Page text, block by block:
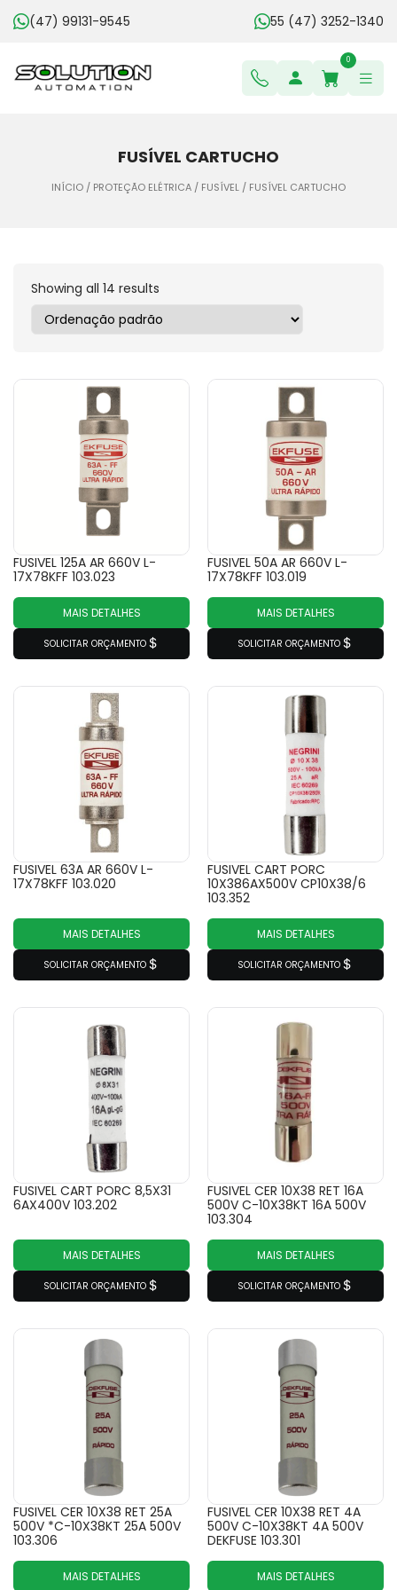
(47) 99131-9545 55 (47) 3252-1340
0
FUSÍVEL CARTUCHO
INÍCIO / PROTEÇÃO ELÉTRICA / FUSÍVEL / FUSÍVEL CARTUCHO
Showing all 14 results
FUSIVEL 125A AR 660V L-
17X78KFF 103.023
MAIS DETALHES
SOLICITAR ORÇAMENTO
FUSIVEL 50A AR 660V L-
17X78KFF 103.019
MAIS DETALHES
SOLICITAR ORÇAMENTO
FUSIVEL 63A AR 660V L-
17X78KFF 103.020
MAIS DETALHES
SOLICITAR ORÇAMENTO
FUSIVEL CART PORC
10X386AX500V CP10X38/6
103.352
MAIS DETALHES
SOLICITAR ORÇAMENTO
FUSIVEL CART PORC 8,5X31
6AX400V 103.202
MAIS DETALHES
SOLICITAR ORÇAMENTO
FUSIVEL CER 10X38 RET 16A
500V C-10X38KT 16A 500V
103.304
MAIS DETALHES
SOLICITAR ORÇAMENTO
FUSIVEL CER 10X38 RET 25A
500V *C-10X38KT 25A 500V
103.306
MAIS DETALHES
FUSIVEL CER 10X38 RET 4A
500V C-10X38KT 4A 500V
DEKFUSE 103.301
MAIS DETALHES